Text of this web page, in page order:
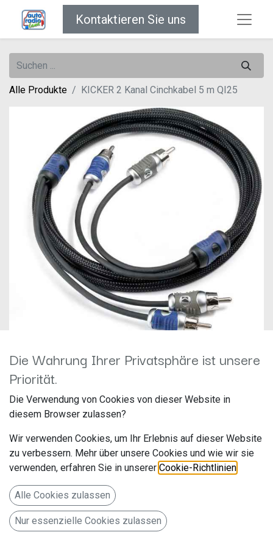
Kontaktieren Sie uns
Alle Produkte KICKER 2 Kanal Cinchkabel 5 m QI25
KICKER 2 Kanal Cinchkabel 5
m QI25
Artikelnummer: QI25
49,90€ Alle Preise inkl. MwSt.zzgl. Versandkosten
Die Wahrung Ihrer Privatsphäre ist unsere
Priorität.
Die Verwendung von Cookies von dieser Website in
diesem Browser zulassen?
Wir verwenden Cookies, um Ihr Erlebnis auf dieser Website
zu verbessern. Mehr über unsere Cookies und wie wir sie
verwenden, erfahren Sie in unserer Cookie-Richtlinien
Alle Cookies zulassen
Nur essenzielle Cookies zulassen